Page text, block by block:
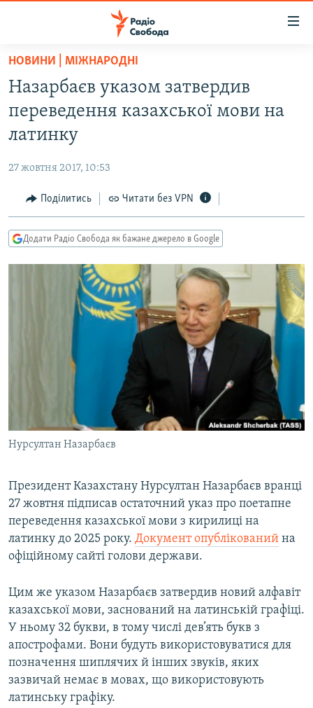
Перейти
основного
матеріалу
Перейти
до
основної
Перейти
до
пошуку
РАДІО СВОБОДА – 70 РОКІВ
ВСЕ ЗА ДОБУ
СТАТТІ
СУСПІЛЬСТВО
РОСІЙСЬКА «ФІЛЬТРАЦІЯ»
ДОНБАС.РЕАЛІЇ
ТИ ЯК?
КИТАЙ.ВИКЛИКИ
МУЛЬТИМЕДІА
СПЕЦПРОЄКТИ
КРИМ РЕАЛІЇ
УКР
КТАТ
ДОЛУЧАЙСЯ!
Усі сайти RFE/RL
НОВИНИ | МІЖНАРОДНІ
Назарбаєв указом затвердив
переведення казахської мови на
латинку
27 жовтня 2017, 10:53
Поділитись Читати без VPN
Додати Радіо Свобода як бажане джерело в Google
Нурсултан Назарбаєв
Президент Казахстану Нурсултан Назарбаєв вранці
27 жовтня підписав остаточний указ про поетапне
переведення казахської мови з кирилиці на
латинку до 2025 року. Документ опублікований на
офіційному сайті голови держави.
Цим же указом Назарбаєв затвердив новий алфавіт
казахської мови, заснований на латинській графіці.
У ньому 32 букви, в тому числі дев’ять букв з
апострофами. Вони будуть використовуватися для
позначення шиплячих й інших звуків, яких
зазвичай немає в мовах, що використовують
латинську графіку.